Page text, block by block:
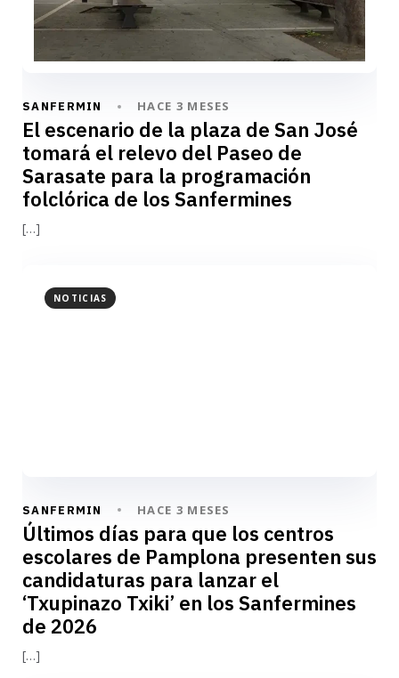
SANFERMIN HACE 3 MESES
El escenario de la plaza de San José
tomará el relevo del Paseo de
Sarasate para la programación
folclórica de los Sanfermines
[…]
NOTICIAS
SANFERMIN HACE 3 MESES
Últimos días para que los centros
escolares de Pamplona presenten sus
candidaturas para lanzar el
‘Txupinazo Txiki’ en los Sanfermines
de 2026
[…]